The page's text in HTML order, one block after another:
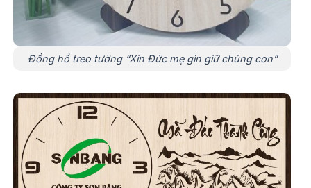
Đồng hồ treo tường “Xin Đức mẹ gìn giữ chúng con”